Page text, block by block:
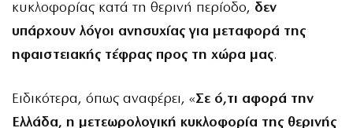
κυκλοφορίας κατά τη θερινή περίοδο, δεν
υπάρχουν λόγοι ανησυχίας για μεταφορά της
ηφαιστειακής τέφρας προς τη χώρα μας.
Ειδικότερα, όπως αναφέρει, «Σε ό,τι αφορά την
Ελλάδα, η μετεωρολογική κυκλοφορία της θερινής